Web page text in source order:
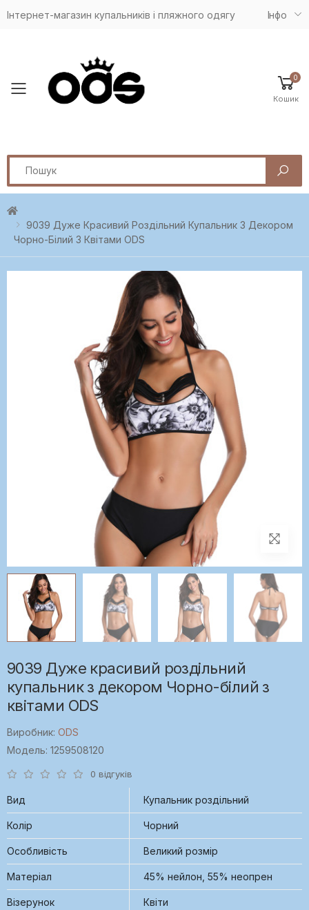
Інтернет-магазин купальників і пляжного одягу Iнфо
Toggle mobile menu
0
Кошик
Search
9039 Дуже Красивий Роздільний Купальник З Декором
Чорно-Білий З Квітами ODS
9039 Дуже красивий роздільний
купальник з декором Чорно-білий з
квітами ODS
Виробник: ODS
Модель: 1259508120
0 відгуків
Вид Купальник роздільний
Колір Чорний
Особливість Великий розмір
Матеріал 45% нейлон, 55% неопрен
Візерунок Квіти